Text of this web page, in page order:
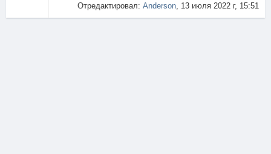
Отредактировал: Anderson, 13 июля 2022 г, 15:51